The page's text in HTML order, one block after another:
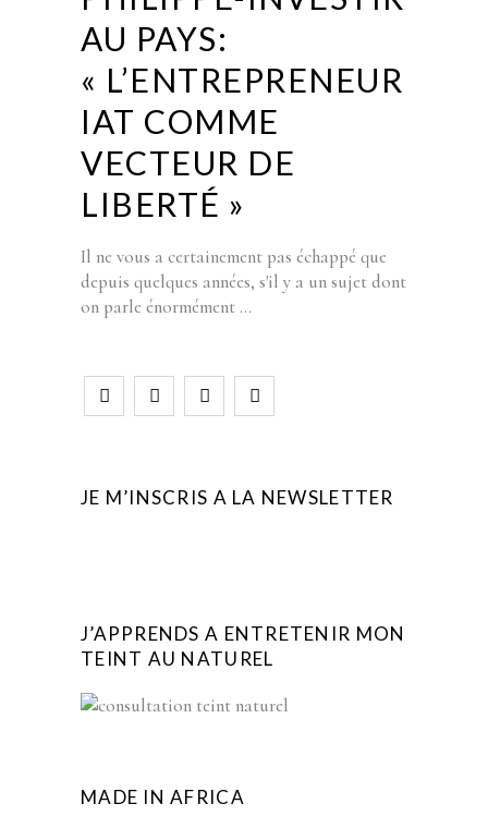
AU PAYS:
« L’ENTREPRENEUR
IAT COMME
VECTEUR DE
LIBERTÉ »
Il ne vous a certainement pas échappé que
depuis quelques années, s'il y a un sujet dont
on parle énormément
JE M’INSCRIS A LA NEWSLETTER
J’APPRENDS A ENTRETENIR MON
TEINT AU NATUREL
MADE IN AFRICA